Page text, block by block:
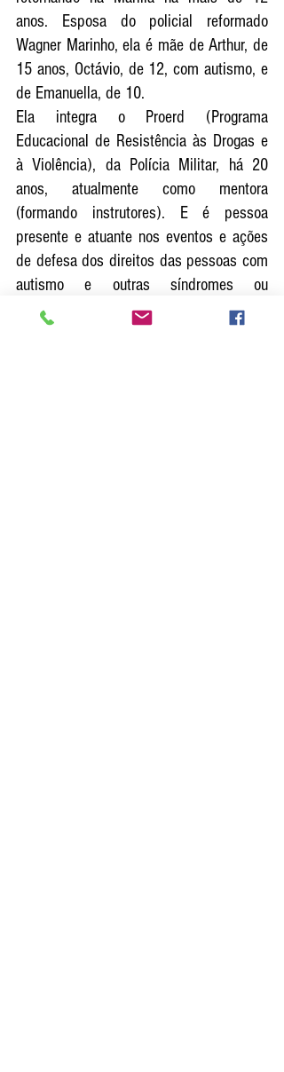
anos. Esposa do policial reformado
Wagner Marinho, ela é mãe de Arthur, de
15 anos, Octávio, de 12, com autismo, e
de Emanuella, de 10.
Ela integra o Proerd (Programa
Educacional de Resistência às Drogas e
à Violência), da Polícia Militar, há 20
anos, atualmente como mentora
(formando instrutores). E é pessoa
presente e atuante nos eventos e ações
de defesa dos direitos das pessoas com
autismo e outras síndromes ou
condições especiais.